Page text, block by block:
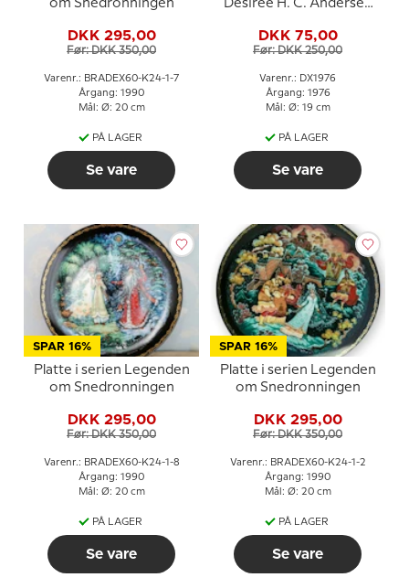
om Snedronningen
DKK 295,00
Før: DKK 350,00
Varenr.: BRADEX60-K24-1-7
Årgang: 1990
Mål: Ø: 20 cm
PÅ LAGER
Se vare
Desiree H. C. Andersen
DKK 75,00
Før: DKK 250,00
Varenr.: DX1976
Årgang: 1976
Mål: Ø: 19 cm
PÅ LAGER
Se vare
SPAR 16%
Platte i serien Legenden
om Snedronningen
DKK 295,00
Før: DKK 350,00
Varenr.: BRADEX60-K24-1-8
Årgang: 1990
Mål: Ø: 20 cm
PÅ LAGER
Se vare
SPAR 16%
Platte i serien Legenden
om Snedronningen
DKK 295,00
Før: DKK 350,00
Varenr.: BRADEX60-K24-1-2
Årgang: 1990
Mål: Ø: 20 cm
PÅ LAGER
Se vare